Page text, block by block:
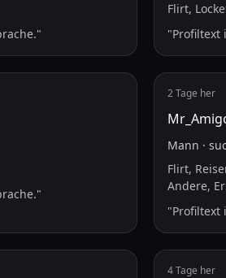
"
Flirt,
"Profiltext
"
2 Tage her
Mann ·
Flirt,
Andere,
"Profiltext
4 Tage her